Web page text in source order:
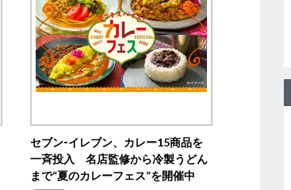
セブン‐イレブン、カレー15商品を
一斉投入 名店監修から冷製うどん
まで“夏のカレーフェス”を開催中